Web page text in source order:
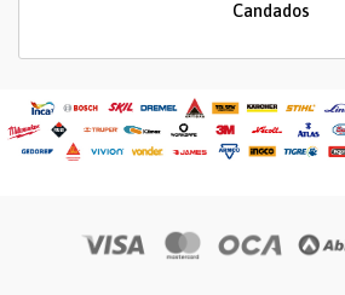
Candados